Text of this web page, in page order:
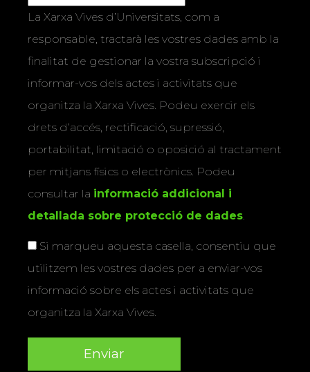
La Xarxa Vives d’Universitats, com a
responsable, tractarà les vostres dades amb la
finalitat de gestionar la vostra subscripció i
informar-vos dels actes i activitats que
organitza la Xarxa Vives. Podeu exercir els
drets d’accés, rectificació, supressió,
portabilitat, limitació o oposició al tractament
per mitjans físics o electrònics. Podeu
consultar la informació addicional i
detallada sobre protecció de dades.
Si marqueu aquesta casella, consentiu que
utilitzem les vostres dades per a enviar-vos
informació sobre els actes i activitats que
organitza la Xarxa Vives.